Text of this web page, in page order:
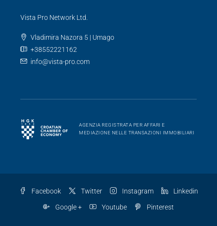
Vista Pro Network Ltd.
Vladimira Nazora 5 | Umago
+38552221162
info@vista-pro.com
AGENZIA REGISTRATA PER AFFARI E
MEDIAZIONE NELLE TRANSAZIONI IMMOBILIARI
Facebook Twitter Instagram Linkedin
Google + Youtube Pinterest